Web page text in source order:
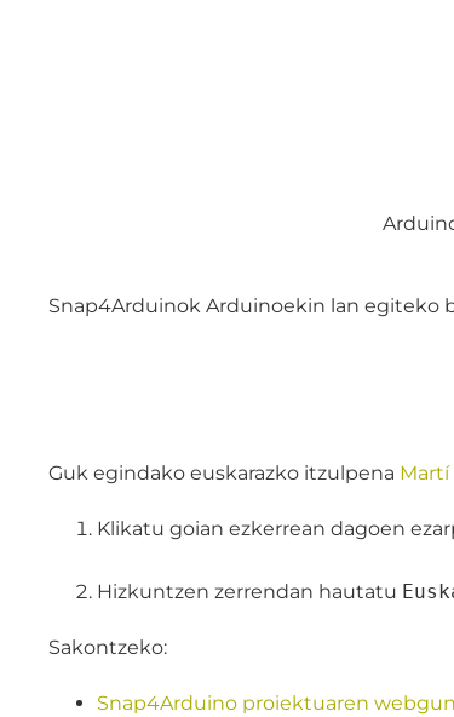
Snap4Arduinok Arduinoekin lan egiteko
Guk egindako euskarazko itzulpena Martí
Klikatu goian ezkerrean dagoen
Hizkuntzen zerrendan hautatu
Sakontzeko:
Snap4Arduino proiektuaren